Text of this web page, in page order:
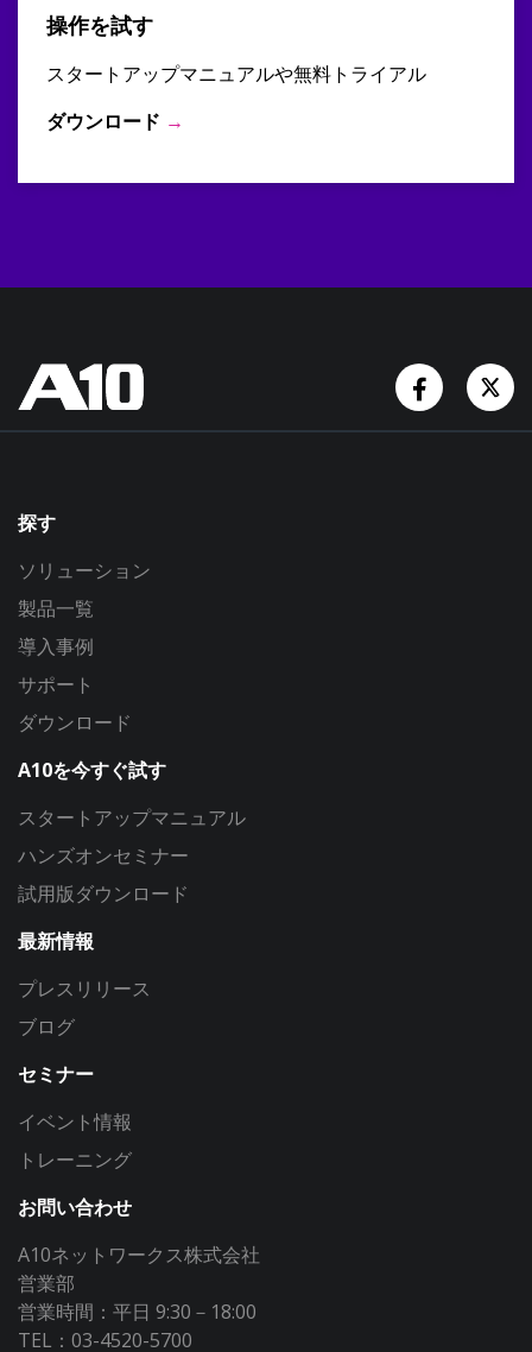
操作を試す
スタートアップマニュアルや無料トライアル
ダウンロード →
探す
ソリューション
製品一覧
導入事例
サポート
ダウンロード
A10を今すぐ試す
スタートアップマニュアル
ハンズオンセミナー
試用版ダウンロード
最新情報
プレスリリース
ブログ
セミナー
イベント情報
トレーニング
お問い合わせ
A10ネットワークス株式会社
営業部
営業時間：平日 9:30－18:00
TEL：03-4520-5700